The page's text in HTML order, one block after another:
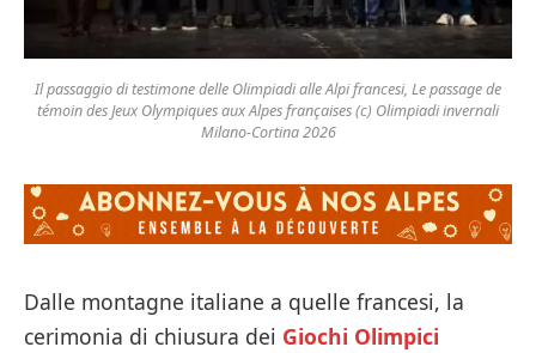
Il passaggio di testimone delle Olimpiadi alle Alpi francesi, Le passage de
témoin des Jeux Olympiques aux Alpes françaises (c) Olimpiadi invernali
Milano-Cortina 2026
Dalle montagne italiane a quelle francesi, la
cerimonia di chiusura dei Giochi Olimpici